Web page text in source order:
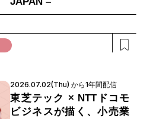
2026.07.02(Thu) から1年間配信
東芝テック × NTTドコモ
ビジネスが描く、小売業